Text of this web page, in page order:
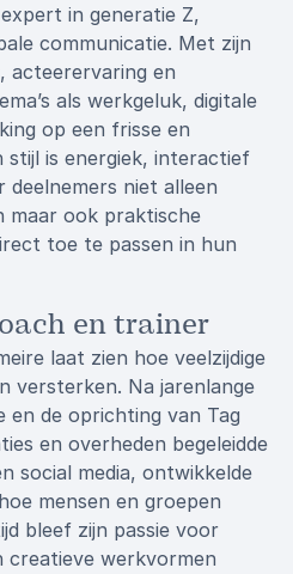
in generatie Z,
communicatie. Met zijn
acteerervaring en
als werkgeluk, digitale
op een frisse en
stijl is energiek, interactief
deelnemers niet alleen
maar ook praktische
toe te passen in hun
en trainer
laat zien hoe veelzijdige
versterken. Na jarenlange
en de oprichting van Tag
en overheden begeleidde
social media, ontwikkelde
mensen en groepen
bleef zijn passie voor
creatieve werkvormen